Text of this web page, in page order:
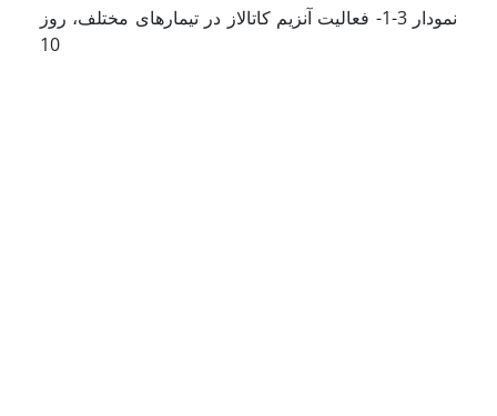
نمودار 3-1- فعالیت آنزیم کاتالاز در تیمارهای مختلف، روز
10